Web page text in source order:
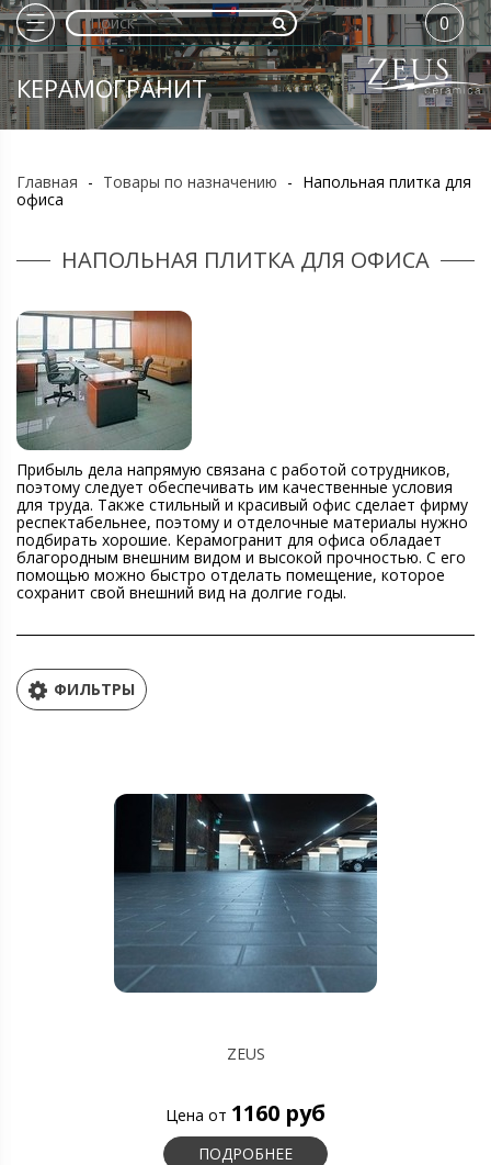
КЕРАМОГРАНИТ
0
Главная - Товары по назначению - Напольная плитка для
офиса
НАПОЛЬНАЯ ПЛИТКА ДЛЯ ОФИСА
Прибыль дела напрямую связана с работой сотрудников,
поэтому следует обеспечивать им качественные условия
для труда. Также стильный и красивый офис сделает фирму
респектабельнее, поэтому и отделочные материалы нужно
подбирать хорошие. Керамогранит для офиса обладает
благородным внешним видом и высокой прочностью. С его
помощью можно быстро отделать помещение, которое
сохранит свой внешний вид на долгие годы.
ФИЛЬТРЫ
ZEUS
Цена от 1160 руб
ПОДРОБНЕЕ